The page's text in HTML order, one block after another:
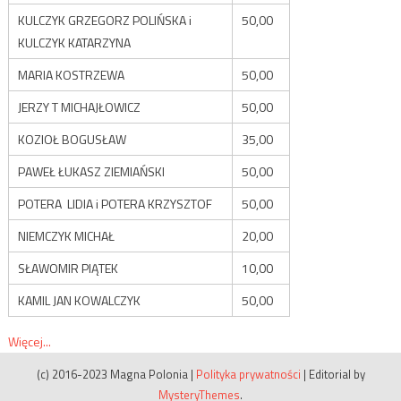
KULCZYK GRZEGORZ POLIŃSKA i
KULCZYK KATARZYNA
50,00
MARIA KOSTRZEWA
50,00
JERZY T MICHAJŁOWICZ
50,00
KOZIOŁ BOGUSŁAW
35,00
PAWEŁ ŁUKASZ ZIEMIAŃSKI
50,00
POTERA LIDIA i POTERA KRZYSZTOF
50,00
NIEMCZYK MICHAŁ
20,00
SŁAWOMIR PIĄTEK
10,00
KAMIL JAN KOWALCZYK
50,00
Więcej...
(c) 2016-2023 Magna Polonia | Polityka prywatności | Editorial by
MysteryThemes.